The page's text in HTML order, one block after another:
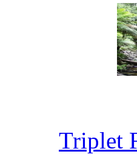
Triplet